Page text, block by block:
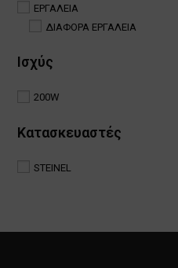
ΕΡΓΑΛΕΙΑ
ΔΙΑΦΟΡΑ ΕΡΓΑΛΕΙΑ
Ισχύς
200W
Κατασκευαστές
STEINEL